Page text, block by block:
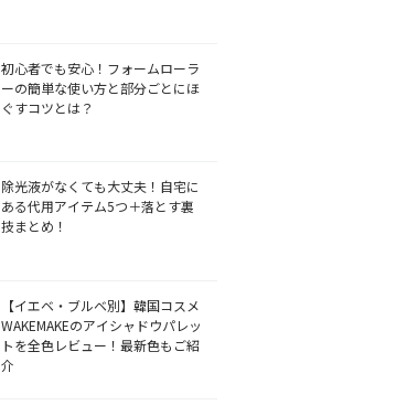
初心者でも安心！フォームローラ
ーの簡単な使い方と部分ごとにほ
ぐすコツとは？
除光液がなくても大丈夫！自宅に
ある代用アイテム5つ＋落とす裏
技まとめ！
【イエベ・ブルベ別】韓国コスメ
WAKEMAKEのアイシャドウパレッ
トを全色レビュー！最新色もご紹
介